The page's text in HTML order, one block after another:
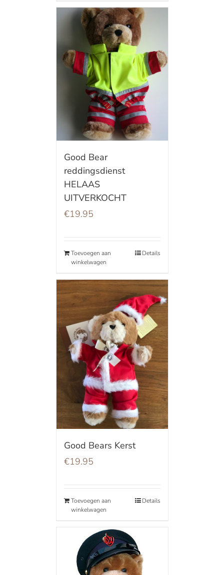
Good Bear
reddingsdienst
HELAAS
UITVERKOCHT
€19.95
Toevoegen aan
winkelwagen
Details
Good Bears Kerst
€19.95
Toevoegen aan
winkelwagen
Details